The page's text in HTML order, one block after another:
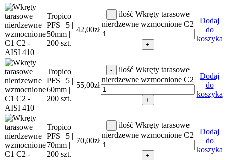
Tropico
PFS | 5 |
50mm |
200 szt.
42,00zł
-
ilość Wkręty tarasowe
nierdzewne wzmocnione C2
+
Dodaj
do
koszyka
Tropico
PFS | 5 |
60mm |
200 szt.
55,00zł
-
ilość Wkręty tarasowe
nierdzewne wzmocnione C2
+
Dodaj
do
koszyka
Tropico
PFS | 5 |
70mm |
200 szt.
70,00zł
-
ilość Wkręty tarasowe
nierdzewne wzmocnione C2
+
Dodaj
do
koszyka